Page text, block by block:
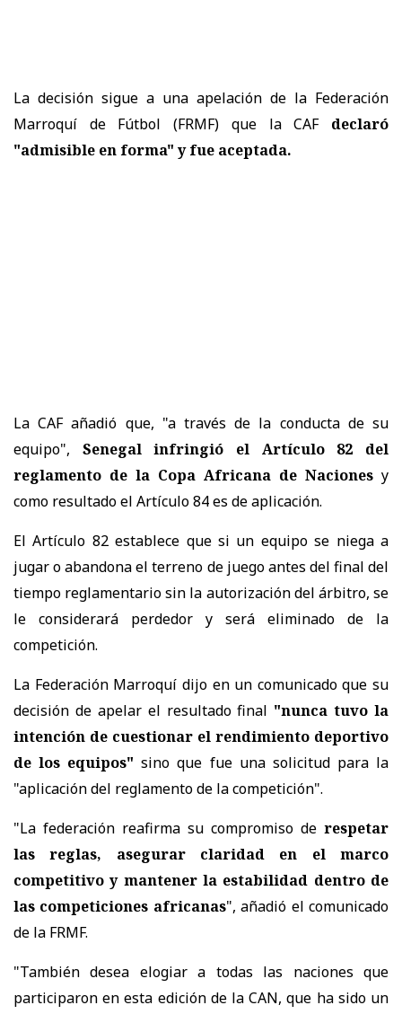
La decisión sigue a una apelación de la Federación
Marroquí de Fútbol (FRMF) que la CAF declaró
"admisible en forma" y fue aceptada.
La CAF añadió que, "a través de la conducta de su
equipo", Senegal infringió el Artículo 82 del
reglamento de la Copa Africana de Naciones y
como resultado el Artículo 84 es de aplicación.
El Artículo 82 establece que si un equipo se niega a
jugar o abandona el terreno de juego antes del final del
tiempo reglamentario sin la autorización del árbitro, se
le considerará perdedor y será eliminado de la
competición.
La Federación Marroquí dijo en un comunicado que su
decisión de apelar el resultado final "nunca tuvo la
intención de cuestionar el rendimiento deportivo
de los equipos" sino que fue una solicitud para la
"aplicación del reglamento de la competición".
"La federación reafirma su compromiso de respetar
las reglas, asegurar claridad en el marco
competitivo y mantener la estabilidad dentro de
las competiciones africanas", añadió el comunicado
de la FRMF.
"También desea elogiar a todas las naciones que
participaron en esta edición de la CAN, que ha sido un